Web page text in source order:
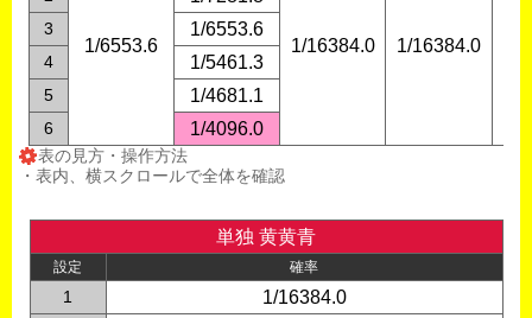
1/6553.6 1/16384.0 1/16384.0
3 1/6553.6
4 1/5461.3
5 1/4681.1
6 1/4096.0
表の見方・操作方法
・表内、横スクロールで全体を確認
単独 黄黄青
設定 確率
1 1/16384.0